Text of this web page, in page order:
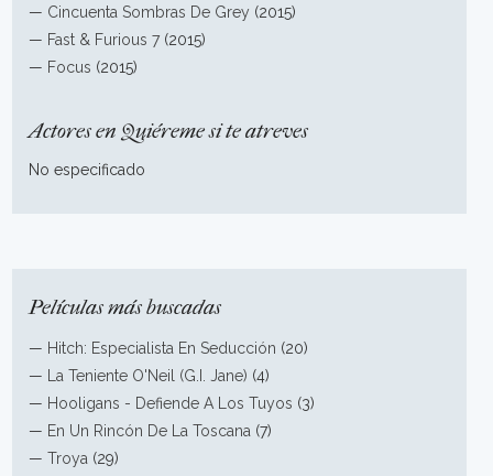
— Cincuenta Sombras De Grey (2015)
— Fast & Furious 7 (2015)
— Focus (2015)
Actores en Quiéreme si te atreves
No especificado
Películas más buscadas
— Hitch: Especialista En Seducción (20)
—
La Teniente O'Neil (G.I. Jane) (4)
— Hooligans - Defiende A Los Tuyos (3)
— En Un Rincón De La Toscana (7)
—Troya (29)